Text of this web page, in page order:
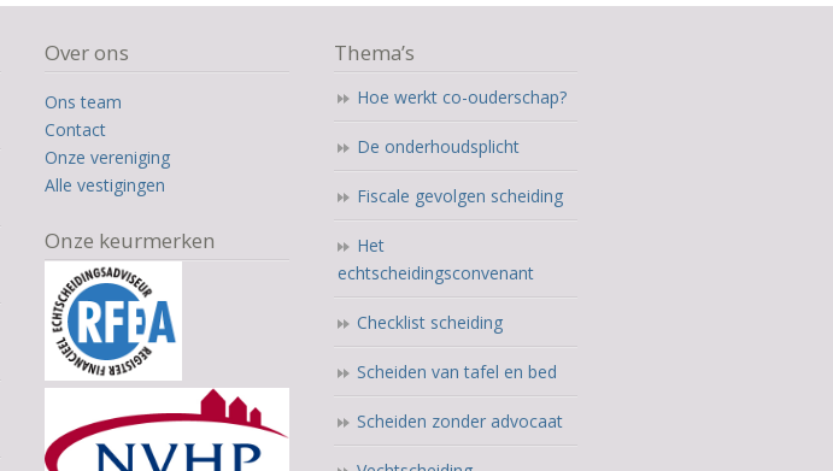
Over ons
Ons team
Contact
Onze vereniging
Alle vestigingen
Onze keurmerken
Thema’s
Hoe werkt co-ouderschap?
De onderhoudsplicht
Fiscale gevolgen scheiding
Het
echtscheidingsconvenant
Checklist scheiding
Scheiden van tafel en bed
Scheiden zonder advocaat